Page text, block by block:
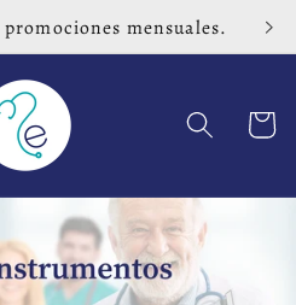
mensuales.
Carrito